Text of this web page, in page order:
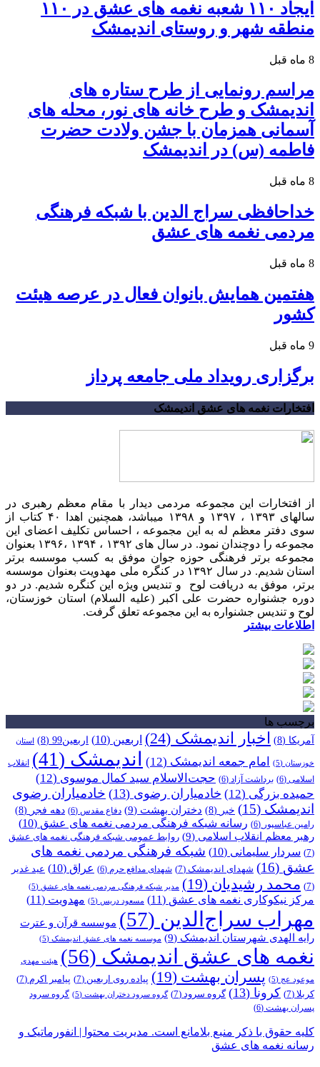
ایجاد ۱۱۰ شعبه نغمه های عشق در ۱۱۰
منطقه شهر و روستای اندیمشک
8 ماه قبل
مراسم رونمایی از طرح ستاره های
اندیمشک و طرح خانه های نور، محله های
آسمانی همزمان با جشن ولادت حضرت
فاطمه (س) در اندیمشک
8 ماه قبل
خداحافظی سراج الدین با شبکه فرهنگی
مردمی نغمه های عشق
8 ماه قبل
هفتمین همایش بانوان فعال در عرصه‌ هیئت
کشور
9 ماه قبل
برگزاری رویداد ملی جامعه پرداز
افتخارات نغمه های عشق اندیمشک
از افتخارات این مجموعه مردمی دیدار با مقام معظم رهبری در
سالهای ۱۳۹۳ ، ۱۳۹۷ و ۱۳۹۸ میباشد، همچنین اهدا ۴۰ کتاب از
سوی دفتر معظم له به این مجموعه ، احساس تکلیف اعضای این
مجموعه را دوچندان نمود. در سال های ۱۳۹۲ ، ۱۳۹۴ ،۱۳۹۶ بعنوان
مجموعه برتر فرهنگی حوزه جوان موفق به کسب موسسه برتر
استان شدیم. در سال ۱۳۹۲ در کنگره ملی مهدویت بعنوان موسسه
برتر، موفق به دریافت لوح و تندیس ویژه این کنگره شدیم. در دو
دوره جشنواره حضرت علی اکبر (علیه السلام) استان خوزستان،
لوح و تندیس جشنواره به این مجموعه تعلق گرفت.
اطلاعات بیشتر
برچسب ها
آمریکا (8) اخبار اندیمشک (24) اربعین (10) اربعین99 (8) استان
خوزستان (5) امام جمعه اندیمشک (12) اندیمشک (41)
انقلاب
اسلامی (6) برداشت آزاد (6) حجت‌الاسلام سید کمال موسوی (12)
حمیده بزرگی (12) خادمیاران رضوی (13)
خادمیاران رضوی
اندیمشک (15) خبر (8) دختران بهشت (9) دفاع مقدس (6) دهه فجر (8)
رامین عباسپور (6) رسانه شبکه فرهنگی مردمی نغمه های عشق (10)
رهبر معظم انقلاب اسلامی (9)
روابط عمومی شبکه فرهنگی نغمه های عشق
(7)
سردار سلیمانی (10)
شبکه فرهنگی مردمی نغمه های
عشق (16) شهدای اندیمشک (7) شهدای مدافع حرم (6) عراق (10)
عید غدیر
(7)
محمد رشیدیان (19) مدیر شبکه فرهنگی مردمی نغمه های عشق (5)
مرکز نیکوکاری نغمه های عشق (11) مسعود دریس (5) مهدویت (11)
مهراب سراج‌الدین (57)
موسسه قرآن و عترت
رایه الهدی شهرستان اندیمشک (9) موسسه نغمه های عشق اندیمشک (5)
نغمه های عشق اندیمشک (56) هیئت مهدی
موعود عج (5) پسران بهشت (19) پیاده روی اربعین (7) پیامبر اکرم (7)
کربلا (7) کرونا (13) گروه سرود (7) گروه سرود دختران بهشت (5)
گروه سرود
پسران بهشت (6)
کلیه حقوق با ذکر منبع بلامانع است. مدیریت محتوا | انفورماتیک و
رسانه نغمه های عشق